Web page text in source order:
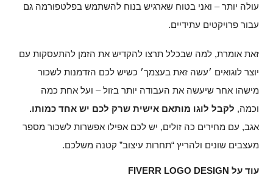
עולה יותר – ואני בטוח שארגיש בנוח להשתמש בפלטפורמה גם
עבור פרויקטים עתידיים.
זאת אומרת, למה שבכלל תרצו להקדיש את הזמן להתעסקות עם
יוצר לוגואים ׳עשה זאת בעצמך׳ כשיש לכם הזדמנות לשכור
מישהו אחר שיעשה את העבודה יותר בזול – ועל אחת כמה
וכמה, לקבל לוגו מותאם אישית שרק לכם יש אחד כמותו.
אגב, עם מחירים כה זולים, יש לכם אפילו אפשרות לשכור מספר
מעצבים שונים ולהריץ “תחרות עיצוב” קטנה משלכם.
עוד על FIVERR LOGO DESIGN